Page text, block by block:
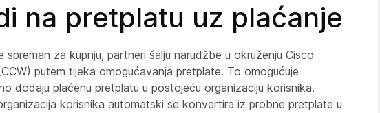
na pretplatu uz plaćanje
za kupnju, partneri šalju narudžbe u okruženju Cisco
putem tijeka omogućavanja pretplate. To omogućuje
dodaju plaćenu pretplatu u postojeću organizaciju korisnika.
korisnika automatski se konvertira iz probne pretplate u